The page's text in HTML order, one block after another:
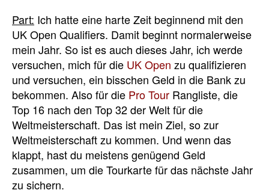
Part: Ich hatte eine harte Zeit beginnend mit den
UK Open Qualifiers. Damit beginnt normalerweise
mein Jahr. So ist es auch dieses Jahr, ich werde
versuchen, mich für die UK Open zu qualifizieren
und versuchen, ein bisschen Geld in die Bank zu
bekommen. Also für die Pro Tour Rangliste, die
Top 16 nach den Top 32 der Welt für die
Weltmeisterschaft. Das ist mein Ziel, so zur
Weltmeisterschaft zu kommen. Und wenn das
klappt, hast du meistens genügend Geld
zusammen, um die Tourkarte für das nächste Jahr
zu sichern.